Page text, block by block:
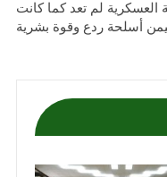
العسكرية لم تعد كما كانت
أسلحة ردع وقوة بشرية